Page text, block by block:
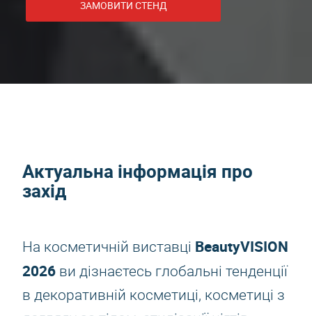
ЗАМОВИТИ СТЕНД
Актуальна інформація про
захід
На косметичній виставці BeautyVISION
2026 ви дізнаєтесь глобальні тенденції
в декоративній косметиці, косметиці з